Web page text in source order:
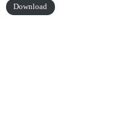
Download